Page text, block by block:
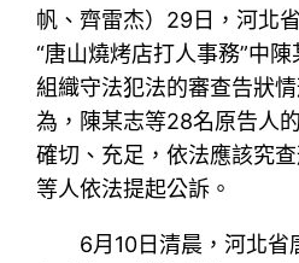
帆、齊雷杰）29日，河北
“唐山燒烤店打人事務”中
組織守法犯法的審查告狀
為，陳某志等28名原告人
確切、充足，依法應該究
等人依法提起公訴。
6月10日清晨，河北省